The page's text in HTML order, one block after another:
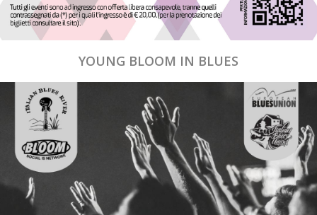
YOUNG BLOOM IN BLUES